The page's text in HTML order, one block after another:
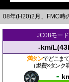
08年(H20)2月、FMC時
JC08モード
-km/
満タンでどこま
（燃費×タンク
-